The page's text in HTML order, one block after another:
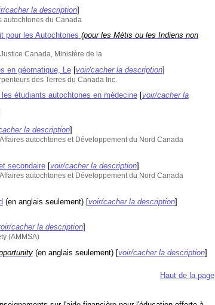
cacher la description]
autochtones du Canada
pour les Autochtones (pour les Métis ou les Indiens non
Canada, Ministère de la
en géomatique, Le[voir/cacher la description]
des Terres du Canada Inc.
étudiants autochtones en médecine[voir/cacher la
la description]
autochtones et Développement du Nord Canada
secondaire[voir/cacher la description]
autochtones et Développement du Nord Canada
(en anglais seulement)[voir/cacher la description]
cacher la description]
(AMMSA)
(en anglais seulement)[voir/cacher la description]
Haut de la page